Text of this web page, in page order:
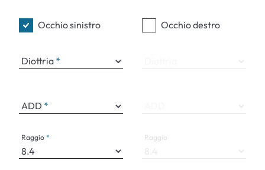
Occhio sinistro
Diottria
ADD
Raggio
Occhio destro
Raggio